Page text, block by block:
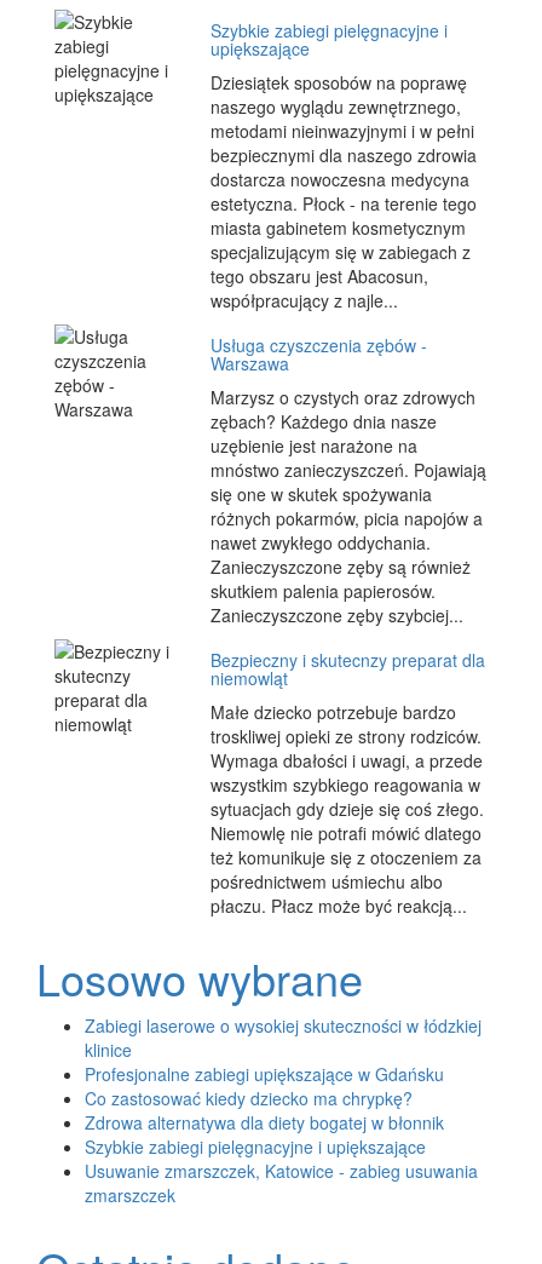
Szybkie zabiegi pielęgnacyjne i
upiększające
Dziesiątek sposobów na poprawę
naszego wyglądu zewnętrznego,
metodami nieinwazyjnymi i w pełni
bezpiecznymi dla naszego zdrowia
dostarcza nowoczesna medycyna
estetyczna. Płock - na terenie tego
miasta gabinetem kosmetycznym
specjalizującym się w zabiegach z
tego obszaru jest Abacosun,
współpracujący z najle...
Usługa czyszczenia zębów -
Warszawa
Marzysz o czystych oraz zdrowych
zębach? Każdego dnia nasze
uzębienie jest narażone na
mnóstwo zanieczyszczeń. Pojawiają
się one w skutek spożywania
różnych pokarmów, picia napojów a
nawet zwykłego oddychania.
Zanieczyszczone zęby są również
skutkiem palenia papierosów.
Zanieczyszczone zęby szybciej...
Bezpieczny i skutecnzy preparat dla
niemowląt
Małe dziecko potrzebuje bardzo
troskliwej opieki ze strony rodziców.
Wymaga dbałości i uwagi, a przede
wszystkim szybkiego reagowania w
sytuacjach gdy dzieje się coś złego.
Niemowlę nie potrafi mówić dlatego
też komunikuje się z otoczeniem za
pośrednictwem uśmiechu albo
płaczu. Płacz może być reakcją...
Losowo wybrane
Zabiegi laserowe o wysokiej skuteczności w łódzkiej
klinice
Profesjonalne zabiegi upiększające w Gdańsku
Co zastosować kiedy dziecko ma chrypkę?
Zdrowa alternatywa dla diety bogatej w błonnik
Szybkie zabiegi pielęgnacyjne i upiększające
Usuwanie zmarszczek, Katowice - zabieg usuwania
zmarszczek